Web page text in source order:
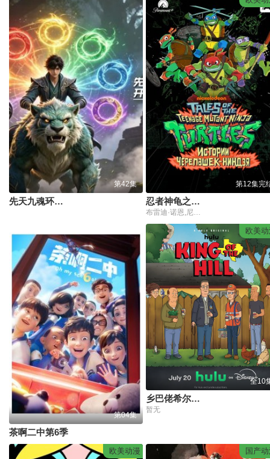
第42集
先天九魂环：开局震慑大荒魂兽
第12集完
忍者神龟之都市传奇
布雷迪·诺恩,尼古拉斯·坎图,迈克·艾贝,小肖恩·布朗,阿尤·艾德维利
第04集
茶啊二中第6季
欧美
全10
乡巴佬希尔一家的幸福生活第十五季
暂无
欧美动漫 国产